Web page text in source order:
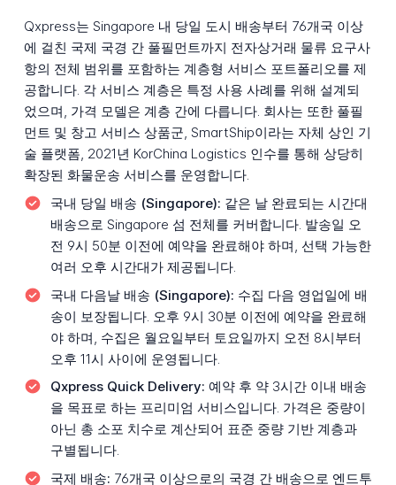
Qxpress는 Singapore 내 당일 도시 배송부터 76개국 이상
에 걸친 국제 국경 간 풀필먼트까지 전자상거래 물류 요구사
항의 전체 범위를 포함하는 계층형 서비스 포트폴리오를 제
공합니다. 각 서비스 계층은 특정 사용 사례를 위해 설계되
었으며, 가격 모델은 계층 간에 다릅니다. 회사는 또한 풀필
먼트 및 창고 서비스 상품군, SmartShip이라는 자체 상인 기
술 플랫폼, 2021년 KorChina Logistics 인수를 통해 상당히
확장된 화물운송 서비스를 운영합니다.
국내 당일 배송 (Singapore): 같은 날 완료되는 시간대
배송으로 Singapore 섬 전체를 커버합니다. 발송일 오
전 9시 50분 이전에 예약을 완료해야 하며, 선택 가능한
여러 오후 시간대가 제공됩니다.
국내 다음날 배송 (Singapore): 수집 다음 영업일에 배
송이 보장됩니다. 오후 9시 30분 이전에 예약을 완료해
야 하며, 수집은 월요일부터 토요일까지 오전 8시부터
오후 11시 사이에 운영됩니다.
Qxpress Quick Delivery: 예약 후 약 3시간 이내 배송
을 목표로 하는 프리미엄 서비스입니다. 가격은 중량이
아닌 총 소포 치수로 계산되어 표준 중량 기반 계층과
구별됩니다.
국제 배송: 76개국 이상으로의 국경 간 배송으로 엔드투